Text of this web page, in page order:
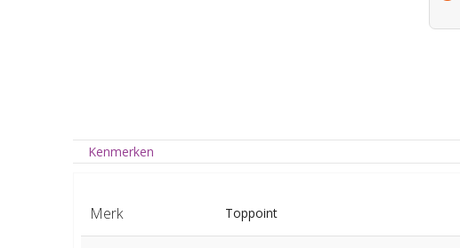
Kenmerken
Merk Toppoint